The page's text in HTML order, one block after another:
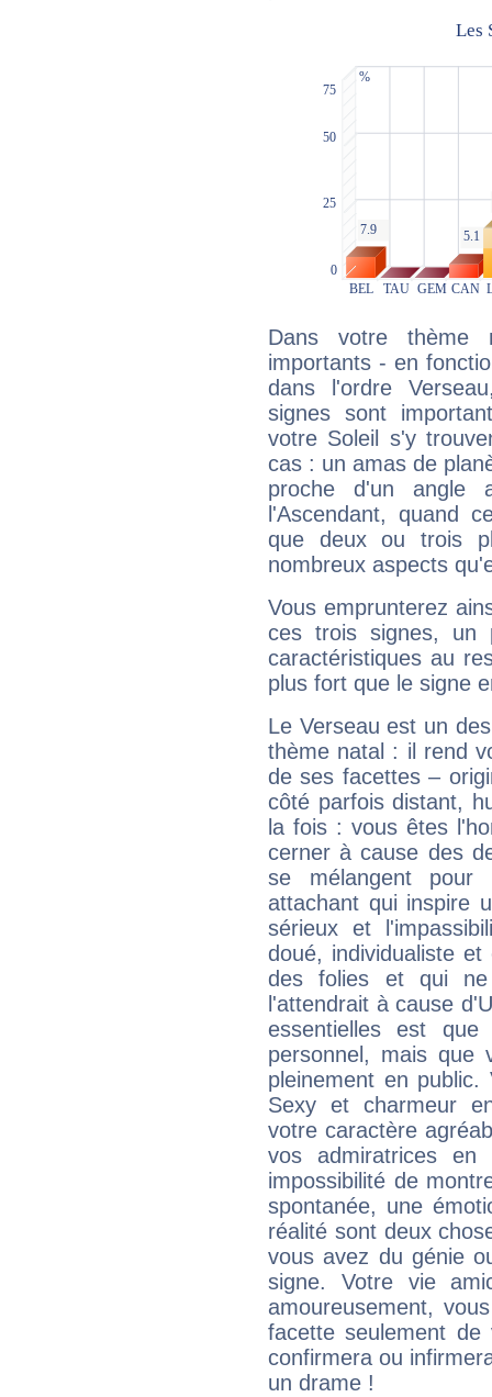
Dans votre thème
importants - en
dans l'ordre
signes sont
votre Soleil s'y
cas : un amas de
proche d'un
l'Ascendant, quand
que deux ou trois
nombreux aspects
Vous emprunterez
ces trois signes, un
caractéristiques au
plus fort que le signe
Le Verseau est un
thème natal : il rend
de ses facettes –
côté parfois distant,
la fois : vous êtes
cerner à cause des
se mélangent
attachant qui inspire
sérieux et
doué, individualiste
des folies et qui
l'attendrait à cause
essentielles est
personnel, mais que
pleinement en
Sexy et charmeur
votre caractère
vos admiratrices
impossibilité de
spontanée, une
réalité sont deux
vous avez du génie
signe. Votre vie
amoureusement,
facette seulement
confirmera ou
un drame !